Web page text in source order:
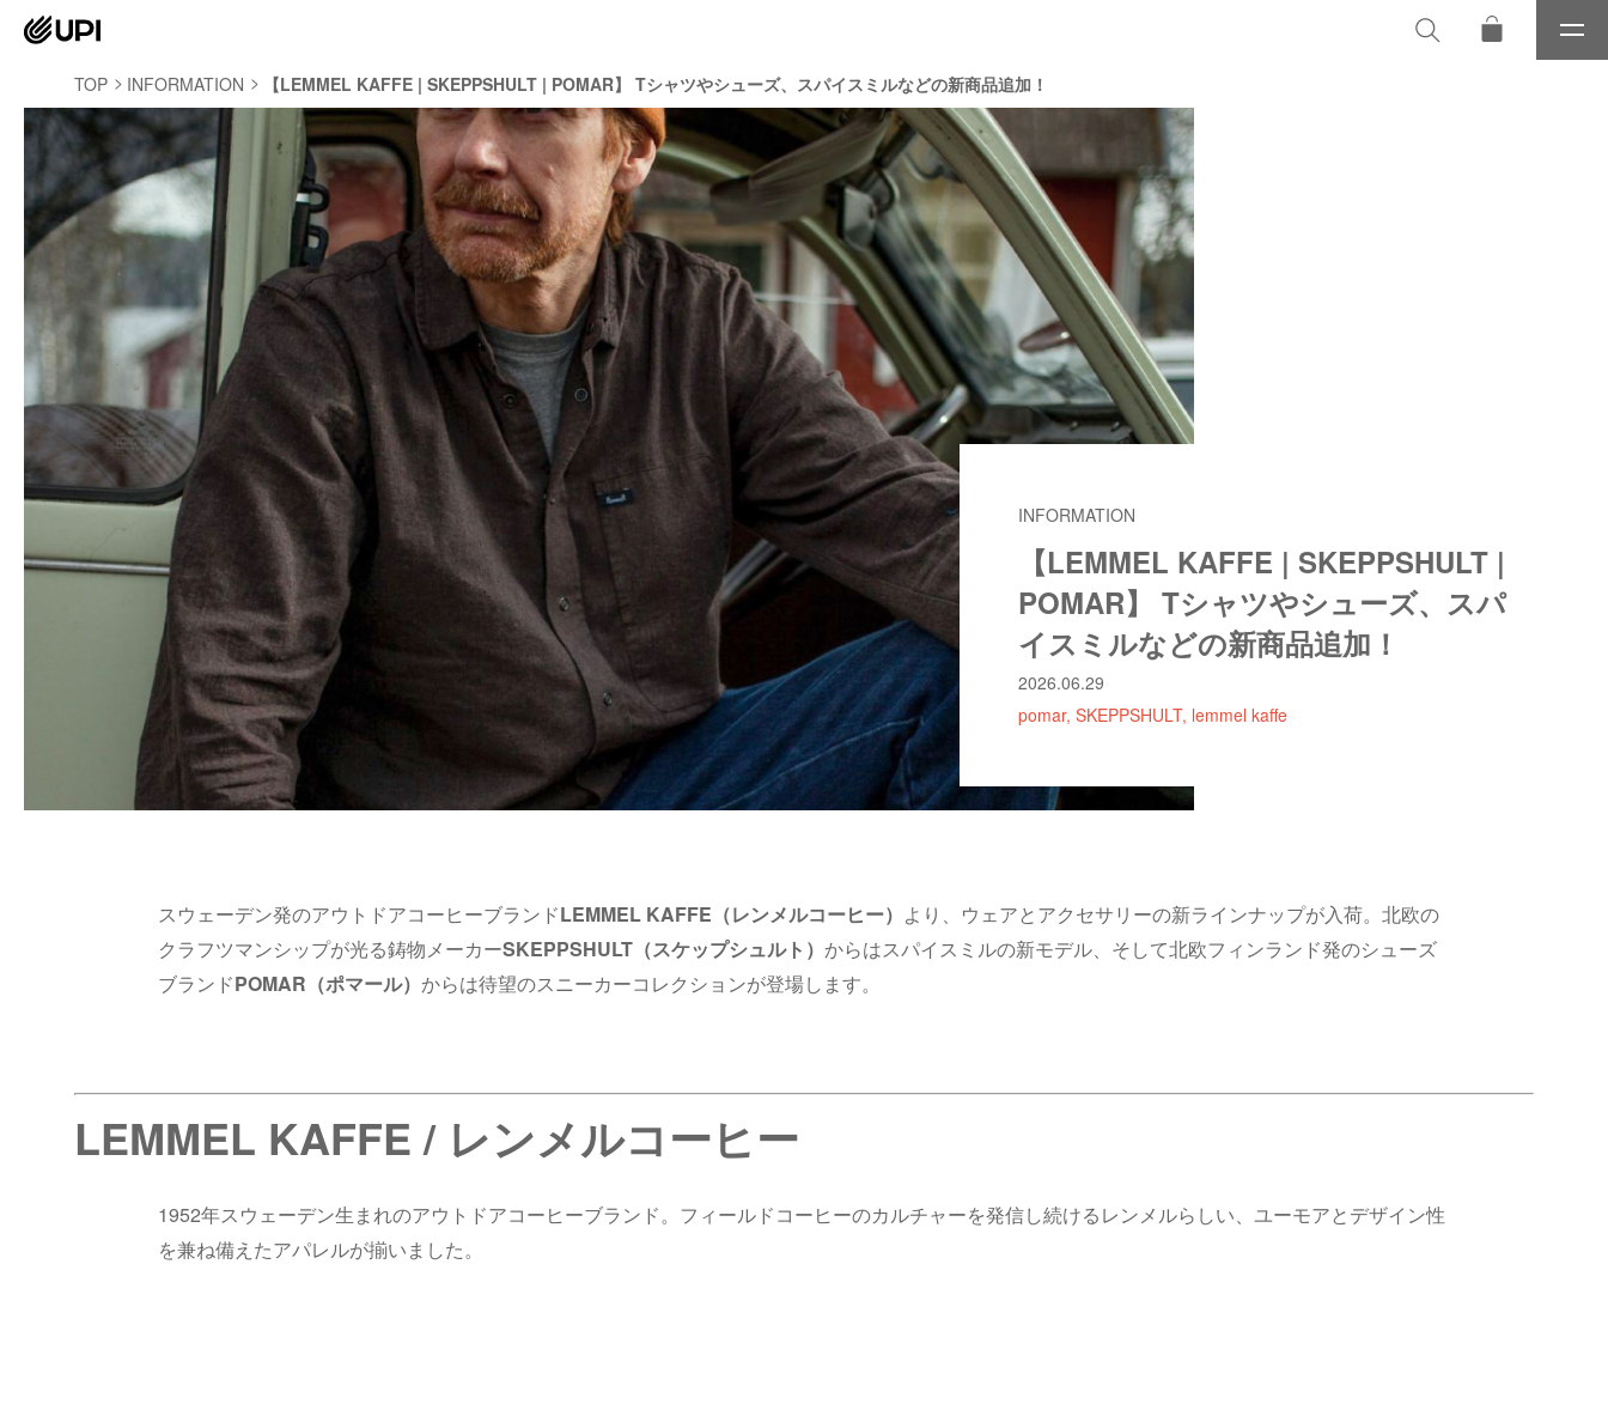
メ
ニ
TOP INFORMATION 【LEMMEL KAFFE | SKEPPSHULT | POMAR】 Tシャツやシューズ、スパイスミルなどの新商品追加！
INFORMATION
【LEMMEL KAFFE | SKEPPSHULT |
POMAR】 Tシャツやシューズ、スパ
イスミルなどの新商品追加！
2026.06.29
pomar SKEPPSHULT lemmel kaffe
スウェーデン発のアウトドアコーヒーブランドLEMMEL KAFFE（レンメルコーヒー） より、ウェアとアクセサリーの新ラインナップが入荷。北欧の
クラフツマンシップが光る鋳物メーカーSKEPPSHULT（スケップシュルト） からはスパイスミルの新モデル、そして北欧フィンランド発のシューズ
ブランドPOMAR（ポマール） からは待望のスニーカーコレクションが登場します。
LEMMEL KAFFE / レンメルコーヒー
1952年スウェーデン生まれのアウトドアコーヒーブランド。フィールドコーヒーのカルチャーを発信し続けるレンメルらしい、ユーモアとデザイン性
を兼ね備えたアパレルが揃いました。